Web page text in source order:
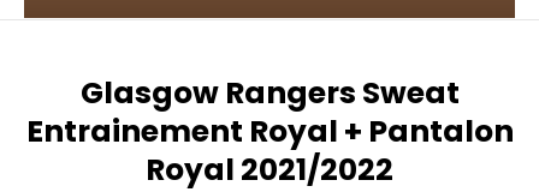
Glasgow Rangers Sweat
Entrainement Royal + Pantalon
Royal 2021/2022